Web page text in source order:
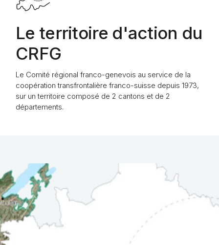
Le territoire d'action du
CRFG
Le Comité régional franco-genevois au service de la
coopération transfrontalière franco-suisse depuis 1973,
sur un territoire composé de 2 cantons et de 2
départements.